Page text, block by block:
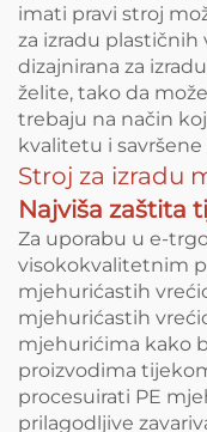
imati pravi stroj
za izradu plastičnih
dizajnirana za
želite, tako da
trebaju na način
kvalitetu i
Stroj za izradu
Najviša zaštita
Za uporabu u e-
visokokvalitetnim
mjehurićastih
mjehurićastih
mjehurićima kako
proizvodima
procesuirati PE
prilagodljive